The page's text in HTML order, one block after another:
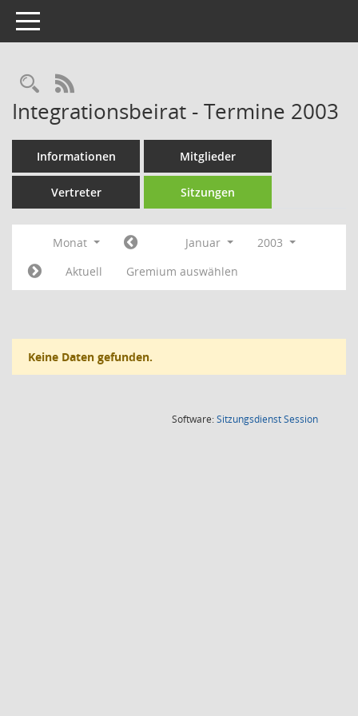
Toggle navigation
Rechercheauswahl
RSS-Feed
Integrationsbeirat - Termine 2003
Informationen Mitglieder
Vertreter Sitzungen
Monat Januar
2003
Aktuell
Gremium auswählen
Keine Daten gefunden.
Software:SitzungsdienstSession(Wird in